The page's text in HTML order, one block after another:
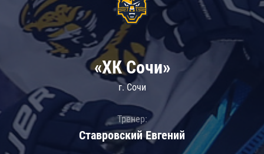
«ХК Сочи»
г. Сочи
Тренер:
Ставровский Евгений